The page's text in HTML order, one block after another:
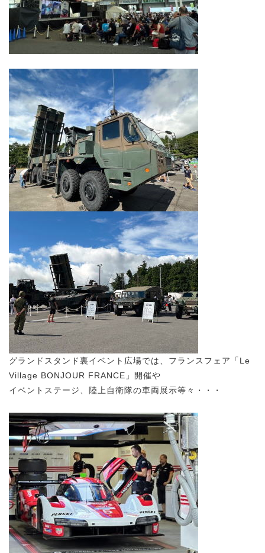
グランドスタンド裏イベント広場では、フランスフェア「Le
Village BONJOUR FRANCE」開催や
イベントステージ、陸上自衛隊の車両展示等々・・・